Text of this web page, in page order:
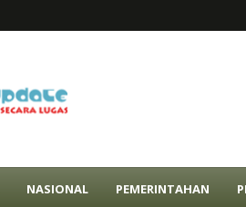
NASIONAL PEMERINTAHAN